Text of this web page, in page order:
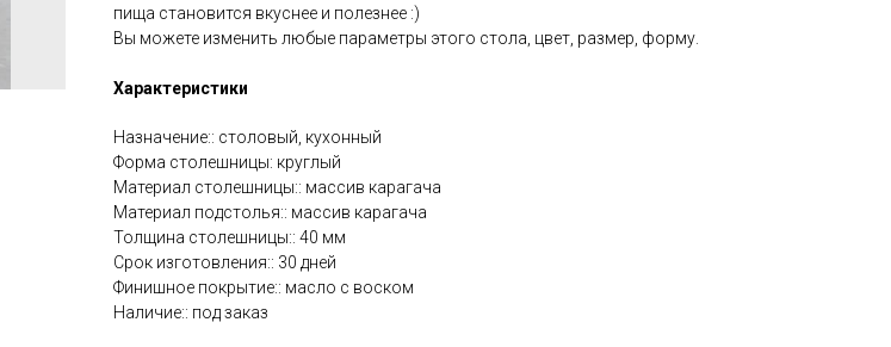
пища становится вкуснее и полезнее :)
Вы можете изменить любые параметры этого стола, цвет, размер, форму.
Характеристики
Назначение:: столовый, кухонный
Форма столешницы: круглый
Материал столешницы:: массив карагача
Материал подстолья:: массив карагача
Толщина столешницы:: 40 мм
Срок изготовления:: 30 дней
Финишное покрытие:: масло с воском
Наличие:: под заказ